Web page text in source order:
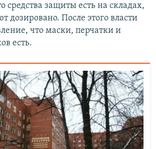
средства защиты есть на складах,
дозировано. После этого власти
что маски, перчатки и
есть.